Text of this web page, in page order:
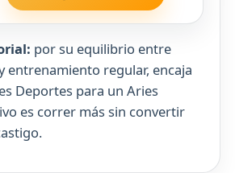
por su equilibrio entre
entrenamiento regular, encaja
Deportes para un Aries
es correr más sin convertir